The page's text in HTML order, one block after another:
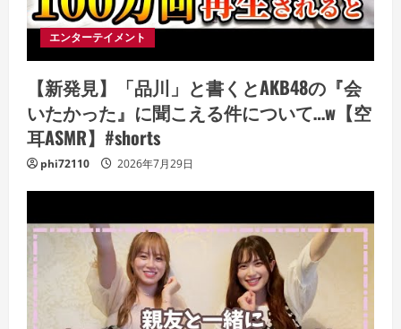
エンターテイメント
【新発見】「品川」と書くとAKB48の『会
いたかった』に聞こえる件について…w【空
耳ASMR】#shorts
phi72110 2026年7月29日